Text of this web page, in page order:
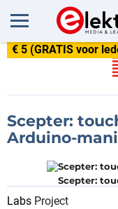
€ 5 (GRATIS voor
Scepter:
Arduino-
Scepter:
Labs Project